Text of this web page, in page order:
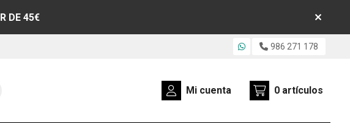
DE 45€
986 271 178
Mi cuenta 0 artículos